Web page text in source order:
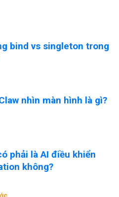
bind vs singleton trong
nhìn màn hình là gì?
phải là AI điều khiển
không?